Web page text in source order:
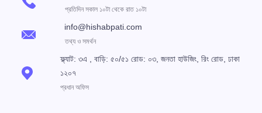
প্রতিদিন সকাল ১০টা থেকে রাত ১০টা
info@hishabpati.com
তথ্য ও সমর্থন
ফ্ল্যাট: ৩এ , বাড়ি: ৫০/৫১ রোড: ০৩, জনতা হাউজিং, রিং রোড, ঢাকা
১২০৭
প্রধান অফিস